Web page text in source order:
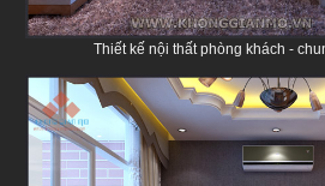
Thiết kế nội thất phòng khách -